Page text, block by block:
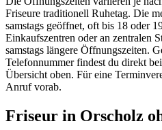
Friseure traditionell Ruhetag. Die
samstags geöffnet, oft bis 18 oder
Einkaufszentren oder an zentralen
samstags längere Öffnungszeiten.
Telefonnummer findest du direkt
Übersicht oben. Für eine
Anruf vorab.
Friseur in Orscholz